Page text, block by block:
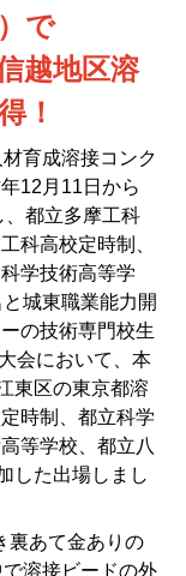
で
越地区溶
！
育成溶接コンク
12月11日から
都立多摩工科
科高校定時制、
学技術高等学
城東職業能力開
の技術専門校生
会において、本
東区の東京都溶
時制、都立科学
等学校、都立八
した出場しまし
裏あて金ありの
溶接ビードの外